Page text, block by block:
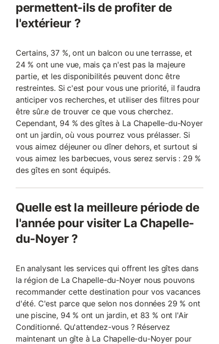
permettent-ils de profiter de
l'extérieur ?
Certains, 37 %, ont un balcon ou une terrasse, et
24 % ont une vue, mais ça n'est pas la majeure
partie, et les disponibilités peuvent donc être
restreintes. Si c'est pour vous une priorité, il faudra
anticiper vos recherches, et utiliser des filtres pour
être sûr.e de trouver ce que vous cherchez.
Cependant, 94 % des gîtes à La Chapelle-du-Noyer
ont un jardin, où vous pourrez vous prélasser. Si
vous aimez déjeuner ou dîner dehors, et surtout si
vous aimez les barbecues, vous serez servis : 29 %
des gîtes en sont équipés.
Quelle est la meilleure période de
l'année pour visiter La Chapelle-
du-Noyer ?
En analysant les services qui offrent les gîtes dans
la région de La Chapelle-du-Noyer nous pouvons
recommander cette destination pour vos vacances
d'été. C'est parce que selon nos données 29 % ont
une piscine, 94 % ont un jardin, et 83 % ont l'Air
Conditionné. Qu'attendez-vous ? Réservez
maintenant un gîte à La Chapelle-du-Noyer pour